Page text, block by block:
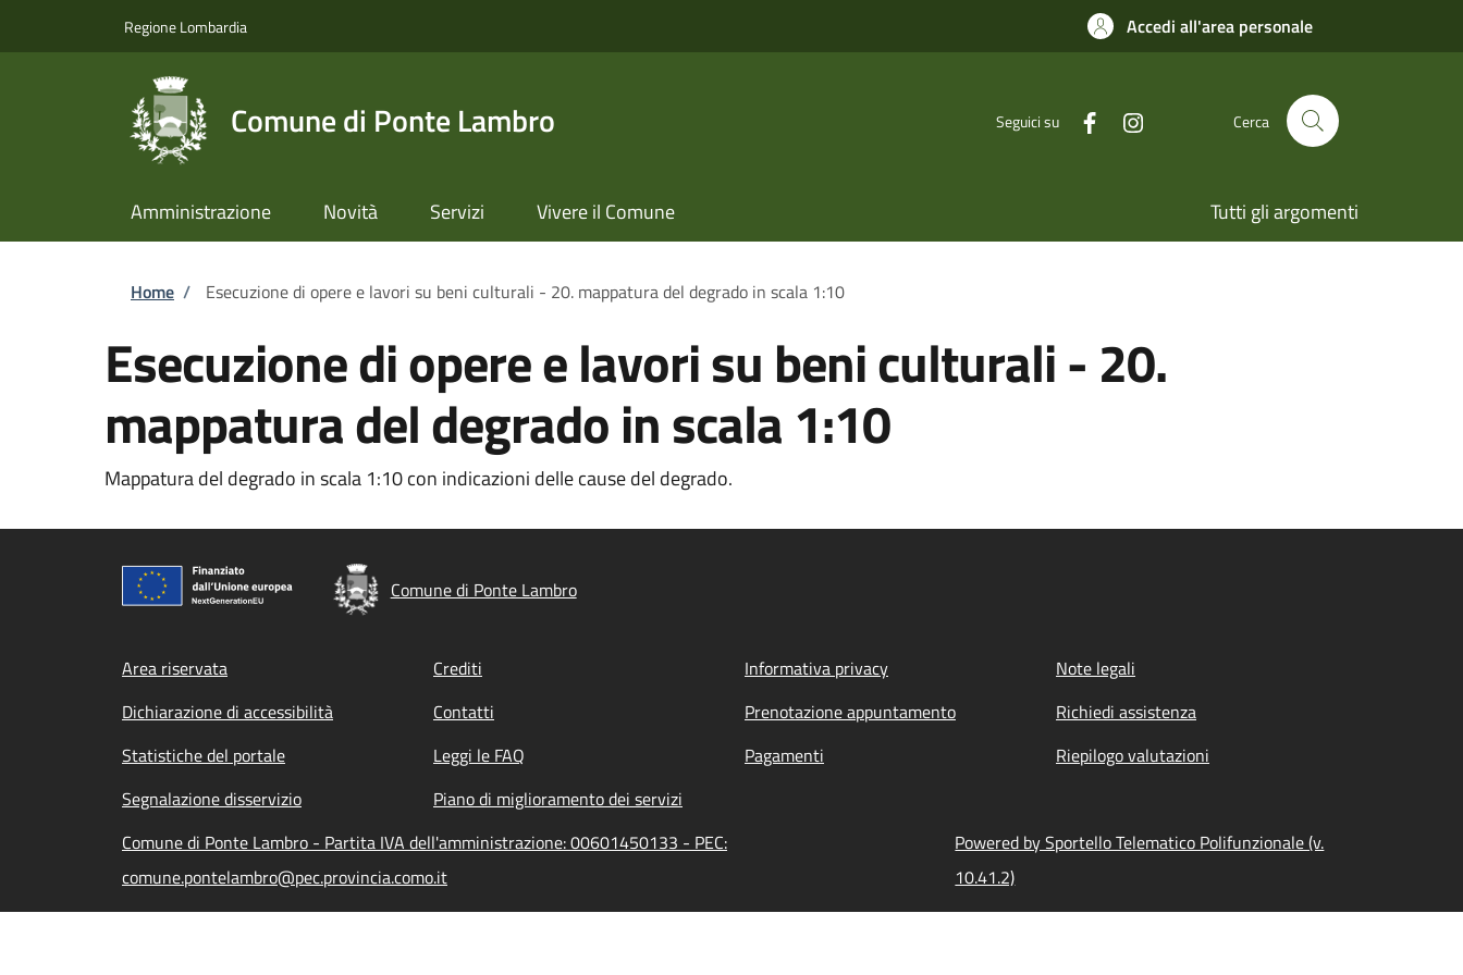
Regione Lombardia Accedi all'area personale
Comune di Ponte Lambro Seguici su Cerca
Amministrazione Novità Servizi Vivere il Comune Tutti gli argomenti
Briciole di pane
Home / Esecuzione di opere e lavori su beni culturali - 20. mappatura del degrado in scala 1:10
Esecuzione di opere e lavori su beni culturali - 20.
mappatura del degrado in scala 1:10
Mappatura del degrado in scala 1:10 con indicazioni delle cause del degrado.
Comune di Ponte Lambro
Footer menu
Area riservata Crediti Informativa privacy
Note legali
Dichiarazione di accessibilità
Contatti Prenotazione appuntamento
Richiedi assistenza
Statistiche del portale
Leggi le FAQ Pagamenti
Riepilogo valutazioni
Segnalazione disservizio
Piano di miglioramento dei servizi
Comune di Ponte Lambro - Partita IVA dell'amministrazione: 00601450133 - PEC:
comune.pontelambro@pec.provincia.como.it
Powered by Sportello Telematico Polifunzionale (v.
10.41.2)